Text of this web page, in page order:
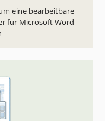
eine bearbeitbare
für Microsoft Word